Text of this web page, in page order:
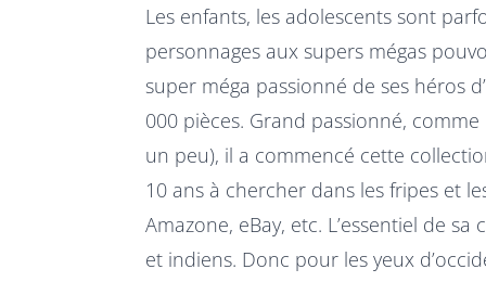
Les enfants, les adolescents sont
personnages aux supers mégas
super méga passionné de ses héros
000 pièces. Grand passionné,
un peu), il a commencé cette
10 ans à chercher dans les fripes et
Amazone, eBay, etc. L’essentiel de
et indiens. Donc pour les yeux